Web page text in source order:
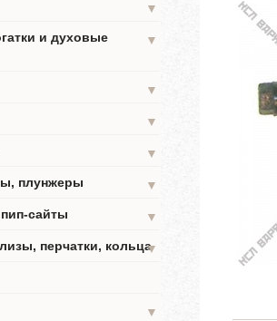
▼
и духовые
▼
▼
▼
▼
плунжеры
▼
сайты
▼
перчатки, кольца▼
▼